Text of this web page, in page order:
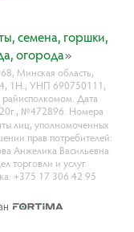
ceмeнa, гopшки,
oгopoдa»
Минская область,
1Н., УНП 690750111,
Дата
№472896. Номера
лиц, уполномоченных
прав потребителей:
Анжелика Васильевна
торговли и услуг
+375 17 306 42 95